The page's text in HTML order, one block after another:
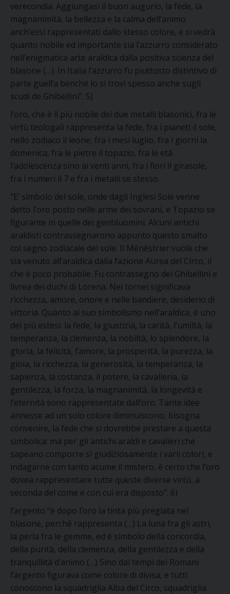
verecondia. Aggiungasi il buon augurio, la fede, la
magnanimità, la bellezza e la calma dell’animo
anch’essi rappresentati dallo stesso colore, e si vedrà
quanto nobile ed importante sia l’azzurro considerato
nell’enigmatica arte araldica dalla positiva scienza del
blasone (…). In Italia l’azzurro fu piuttosto distintivo di
parte guelfa benché lo si trovi spesso anche sugli
scudi de Ghibellini”. 5)
l’oro, che è il più nobile dei due metalli blasonici, fra le
virtù teologali rappresenta la fede, fra i pianeti il sole,
nello zodiaco il leone, fra i mesi luglio, fra i giorni la
domenica, fra le pietre il topazio, fra le età
l’adolescenza sino ai venti anni, fra i fiori il girasole,
fra i numeri il 7 e fra i metalli se stesso.
“E’ simbolo del sole, onde dagli Inglesi Sole venne
detto l’oro posto nelle arme dei sovrani, e Topazio se
figurante in quelle dei gentiluomini. Alcuni antichi
araldisti contrassegnarono appunto questo smalto
col segno zodiacale del sole. Il Ménéstrier vuole che
sia venuto all’araldica dalla fazione Aurea del Circo, il
che è poco probabile. Fu contrassegno dei Ghibellini e
livrea dei duchi di Lorena. Nei tornei significava
ricchezza, amore, onore e nelle bandiere, desiderio di
vittoria. Quanto al suo simbolismo nell’araldica, è uno
dei più estesi: la fede, la giustizia, la carità, l’umiltà, la
temperanza, la clemenza, la nobiltà, lo splendore, la
gloria, la felicità, l’amore, la prosperità, la purezza, la
gioia, la ricchezza, la generosità, la temperanza, la
sapienza, la costanza, il potere, la cavalleria, la
gentilezza, la forza, la magnanimità, la longevità e
l’eternità sono rappresentate dall’oro. Tante idee
annesse ad un solo colore diminuiscono, bisogna
convenire, la fede che si dovrebbe prestare a questa
simbolica: ma per gli antichi araldi e cavalieri che
sapeano comporre sì giudiziosamente i varii colori, e
indagarne con tanto acume il mistero, è certo che l’oro
dovea rappresentare tutte queste diverse virtù, a
seconda del come e con cui era disposto”. 6)
l’argento “è dopo l’oro la tinta più pregiata nel
blasone, perché rappresenta (…) La luna fra gli astri,
la perla fra le gemme, ed è simbolo della concordia,
della purità, della clemenza, della gentilezza e della
tranquillità d’animo (…) Sino dai tempi dei Romani
l’argento figurava come colore di divisa, e tutti
conoscono la squadriglia Alba del Circo, squadriglia